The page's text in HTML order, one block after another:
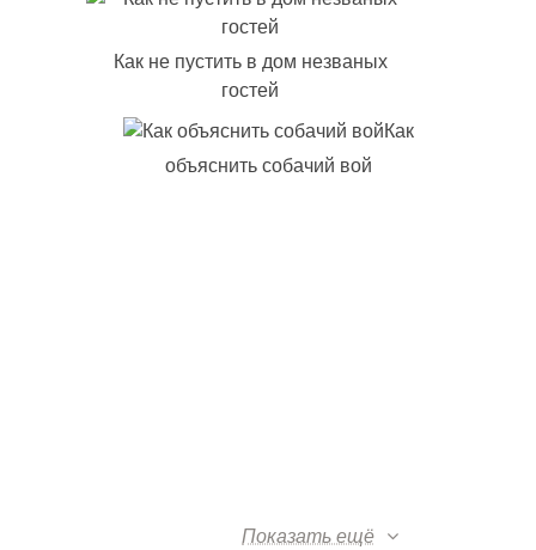
Как не пустить в дом незваных
гостей
Как
объяснить собачий вой
Показать ещё